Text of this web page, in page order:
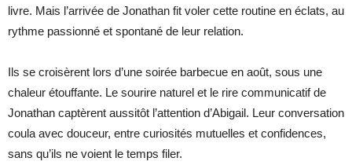
livre. Mais l’arrivée de Jonathan fit voler cette routine en éclats, au
rythme passionné et spontané de leur relation.
Ils se croisèrent lors d’une soirée barbecue en août, sous une
chaleur étouffante. Le sourire naturel et le rire communicatif de
Jonathan captèrent aussitôt l’attention d’Abigail. Leur conversation
coula avec douceur, entre curiosités mutuelles et confidences,
sans qu’ils ne voient le temps filer.